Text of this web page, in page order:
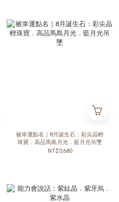
被幸運點名｜8月誕生石：彩尖晶輕
珠寶．高品馬島月光．藍月光吊墜
NT$3,680